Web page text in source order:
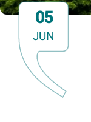
05
JUN